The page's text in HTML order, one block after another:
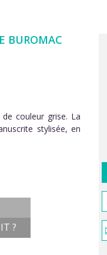
BUROMAC
couleur grise. La
stylisée, en
?